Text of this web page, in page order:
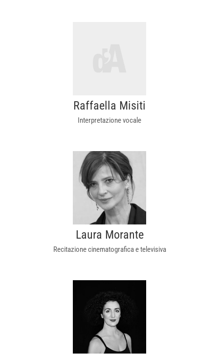
Raffaella Misiti
Interpretazione vocale
Laura Morante
Recitazione cinematografica e televisiva